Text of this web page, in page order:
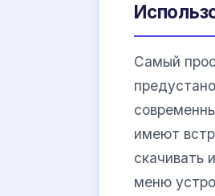
Самый
имеют
скачивать
меню